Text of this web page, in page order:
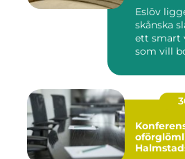
Eslöv
skånska
ett smart
som vill